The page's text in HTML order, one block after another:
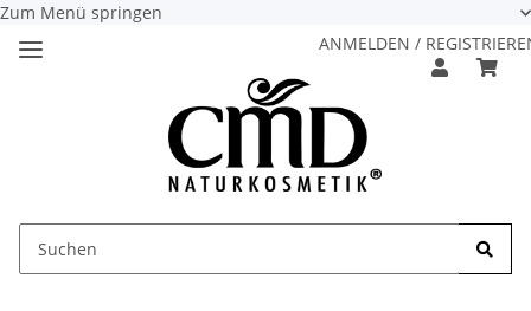
Zum Menü springen
ANMELDEN /